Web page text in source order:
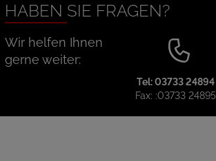
HABEN SIE FRAGEN?
Wir helfen Ihnen
gerne weiter:
Tel:03733 24894
Fax: :03733 24895